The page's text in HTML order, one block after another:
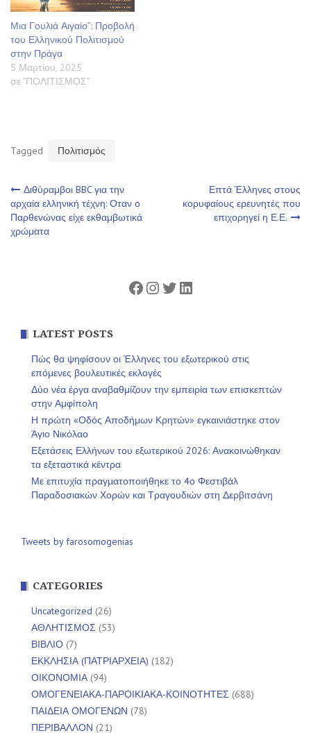
Μια Γουλιά Αιγαίο”: Προβολή
του Ελληνικού Πολιτισμού
στην Πράγα
5 Μαρτίου, 2025
σε "ΠΟΛΙΤΙΣΜΟΣ"
Tagged Πολιτισμός
Πλοήγηση
άρθρων
Διθύραμβοι BBC για την
αρχαία ελληνική τέχνη: Οταν ο
Παρθενώνας είχε εκθαμβωτικά
χρώματα
Επτά Έλληνες στους
κορυφαίους ερευνητές που
επιχορηγεί η Ε.Ε.
Facebook
Instagram
Twitter
Linkedin
LATEST POSTS
Πώς θα ψηφίσουν οι Έλληνες του εξωτερικού στις
επόμενες βουλευτικές εκλογές
Δύο νέα έργα αναβαθμίζουν την εμπειρία των επισκεπτών
στην Αμφίπολη
Η πρώτη «Οδός Αποδήμων Κρητών» εγκαινιάστηκε στον
Άγιο Νικόλαο
Εξετάσεις Ελλήνων του εξωτερικού 2026: Ανακοινώθηκαν
τα εξεταστικά κέντρα
Με επιτυχία πραγματοποιήθηκε το 4ο Φεστιβάλ
Παραδοσιακών Χορών και Τραγουδιών στη Δερβιτσάνη
Tweets by farosomogenias
CATEGORIES
Uncategorized (26)
ΑΘΛΗΤΙΣΜΟΣ (53)
ΒΙΒΛΙΟ (7)
ΕΚΚΛΗΣΙΑ (ΠΑΤΡΙΑΡΧΕΙΑ) (182)
ΟΙΚΟΝΟΜΙΑ(94)
ΟΜΟΓΕΝΕΙΑΚΑ-ΠΑΡΟΙΚΙΑΚΑ-ΚΟΙΝΟΤΗΤΕΣ (688)
ΠΑΙΔΕΙΑ ΟΜΟΓΕΝΩΝ (78)
ΠΕΡΙΒΑΛΛΟΝ (21)